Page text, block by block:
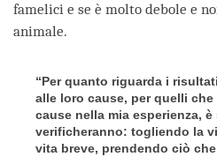
famelici e se è molto debole e
animale.
“Per quanto riguarda i
alle loro cause, per quelli
cause nella mia esperienza,
verificheranno: togliendo la
vita breve, prendendo ciò